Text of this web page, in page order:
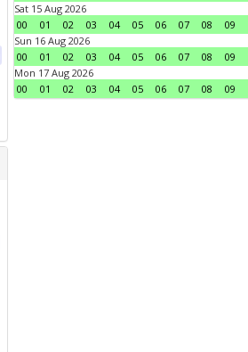
Sat 15 Aug 2026
00
01 02 03 04 05 06 07 08 09
Sun 16 Aug 2026
00
01 02 03 04 05 06 07 08 09
Mon 17 Aug 2026
00
01 02 03 04 05 06 07 08 09